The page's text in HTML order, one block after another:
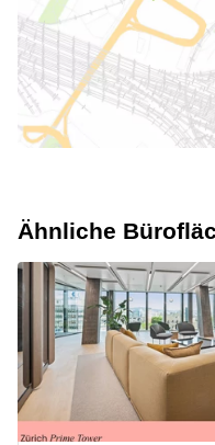
Ähnliche